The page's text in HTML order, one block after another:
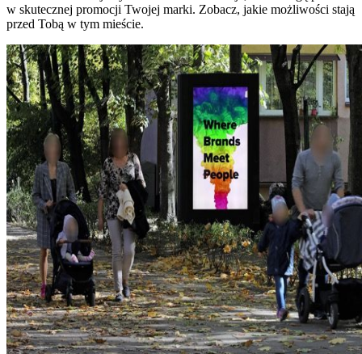
w skutecznej promocji Twojej marki. Zobacz, jakie możliwości stają
przed Tobą w tym mieście.